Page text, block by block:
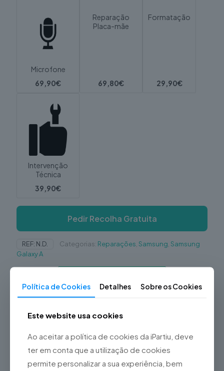
Microfone
69,90€
Reparação
Placa-mãe
69,80€
Formatação
29,90€
Intervenção
Técnica
39,90€
Pedir Recolha Gratuita
REF: N.D. Categorias: Reparações Samsung Samsung
Galaxy A
Partilhar
Política de Cookies Detalhes Sobre os Cookies
Este website usa cookies
Ao aceitar a política de cookies da iPartiu, deve
ter em conta que a utilização de cookies
permite personalizar a sua experiência, bem